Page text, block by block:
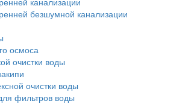
безшумной канализации
осмоса
очистки воды
очистки воды
фильтров воды